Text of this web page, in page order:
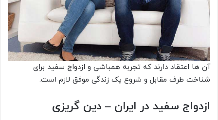
آن ها اعتقاد دارند که تجربه همباشی و ازدواج سفید برای
شناخت طرف مقابل و شروع یک زندگی موفق لازم است.
ازدواج سفید در ایران – دین گریزی